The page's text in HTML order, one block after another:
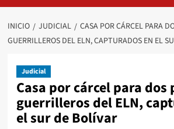
INICIO JUDICIAL
CASA POR CÁRCEL PARA
GUERRILLEROS DEL ELN, CAPTURADOS EN EL
Judicial
Casa por cárcel para dos
guerrilleros del ELN,
el sur de Bolívar